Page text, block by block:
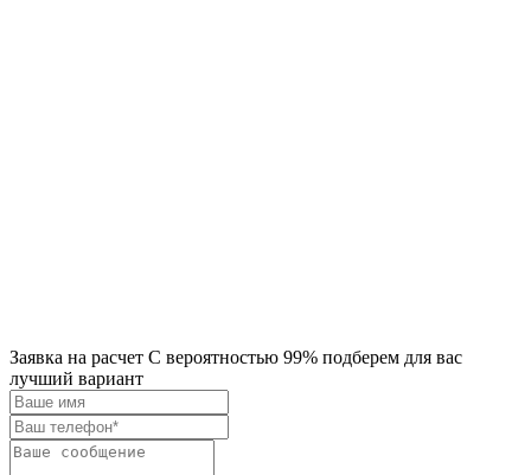
Заявка на расчет С вероятностью 99% подберем для вас
лучший вариант